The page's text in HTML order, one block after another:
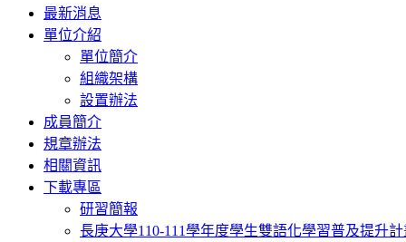
最新消息
單位介紹
單位簡介
組織架構
設置辦法
成員簡介
規章辦法
相關資訊
下載專區
研習簡報
長庚大學110-111學年度學生雙語化學習普及提升